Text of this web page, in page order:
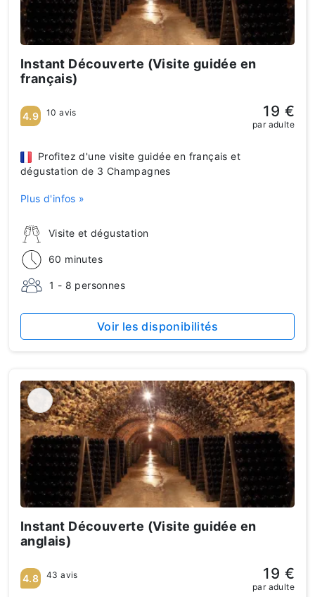
Instant Découverte (Visite guidée en
français)
Visite et dégustation
60 minutes
1 - 8 personnes
Profitez d'une visite guidée en français et
dégustation de 3 Champagnes
Plus d'infos »
4.9 10 avis 19 €
par adulte
Voir les disponibilités
Instant Découverte (Visite guidée en
anglais)
4.8 43 avis 19 €
par adulte